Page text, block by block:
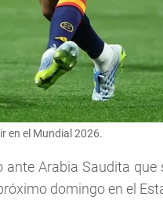
en el Mundial 2026.
Arabia Saudita
domingo en el